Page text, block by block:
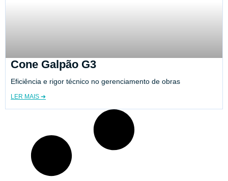
Cone Galpão G3
Eficiência e rigor técnico no gerenciamento de obras
LER MAIS ➔